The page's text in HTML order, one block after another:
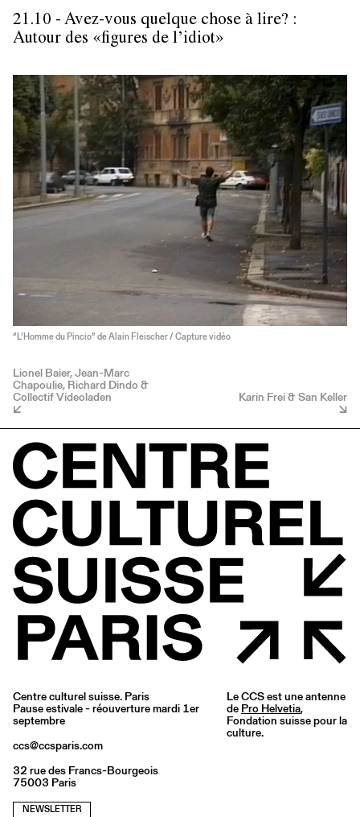
21.10 - Avez-vous quelque chose à lire? :
Autour des «figures de l’idiot»
“L’Homme du Pincio” de Alain Fleischer / Capture vidéo
Lionel Baier, Jean-Marc
Chapoulie, Richard Dindo &
Collectif Videoladen Karin Frei & San Keller
Centre culturel suisse. Paris
Pause estivale - réouverture mardi 1er
septembre
ccs@ccsparis.com
32 rue des Francs-Bourgeois
75003 Paris
NEWSLETTER
Le CCS est une antenne
de Pro Helvetia,
Fondation suisse pour la
culture.